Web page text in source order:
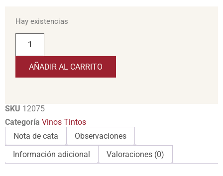
Hay existencias
AÑADIR AL CARRITO
SKU 12075
Categoría Vinos Tintos
Nota de cata
Observaciones
Información adicional
Valoraciones (0)